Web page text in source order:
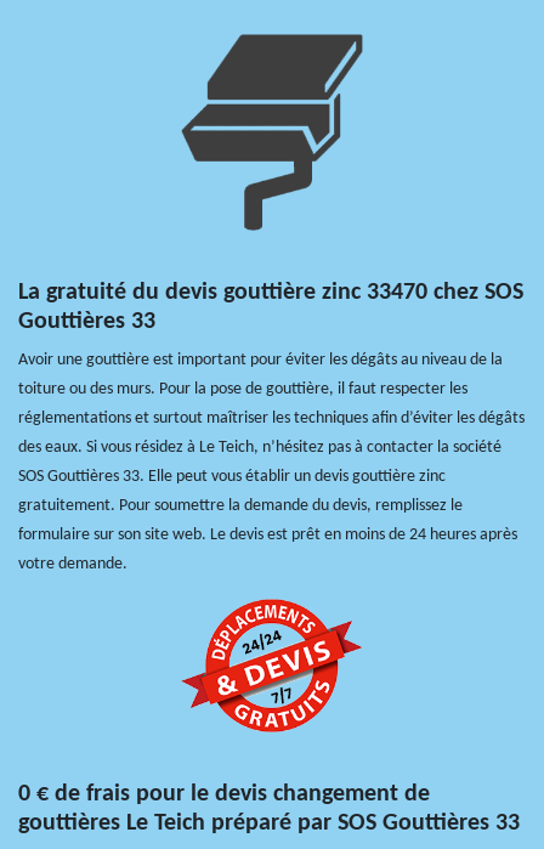
La gratuité du devis gouttière zinc 33470 chez SOS
Gouttières 33
Avoir une gouttière est important pour éviter les dégâts au niveau de la
toiture ou des murs. Pour la pose de gouttière, il faut respecter les
réglementations et surtout maîtriser les techniques afin d’éviter les dégâts
des eaux. Si vous résidez à Le Teich, n’hésitez pas à contacter la société
SOS Gouttières 33. Elle peut vous établir un devis gouttière zinc
gratuitement. Pour soumettre la demande du devis, remplissez le
formulaire sur son site web. Le devis est prêt en moins de 24 heures après
votre demande.
0 € de frais pour le devis changement de
gouttières Le Teich préparé par SOS Gouttières 33